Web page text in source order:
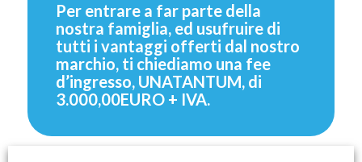
Per entrare a far parte della
nostra famiglia, ed usufruire di
tutti i vantaggi offerti dal nostro
marchio, ti chiediamo una fee
d’ingresso, UNATANTUM, di
3.000,00EURO + IVA.